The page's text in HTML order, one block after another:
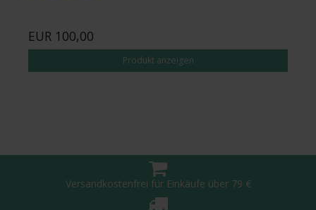
EUR 100,00
Produkt anzeigen
Versandkostenfrei für Einkäufe über 79 €